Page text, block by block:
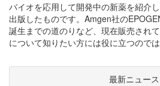
バイオを応用して開発中の新薬を紹介
出版したものです。Amgen社の
誕生までの道のりなど、現在販売され
について知りたい方には役に立つので
最新ニュース